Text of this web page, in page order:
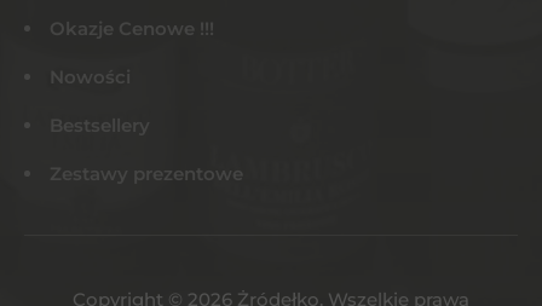
Okazje Cenowe !!!
Nowości
Bestsellery
Zestawy prezentowe
Copyright © 2026 Żródełko. Wszelkie prawa